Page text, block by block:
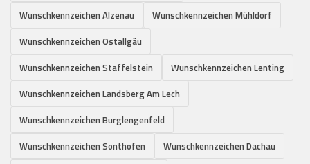
Wunschkennzeichen Alzenau
Wunschkennzeichen Mühldorf
Wunschkennzeichen Ostallgäu
Wunschkennzeichen Staffelstein
Wunschkennzeichen Lenting
Wunschkennzeichen Landsberg Am Lech
Wunschkennzeichen Burglengenfeld
Wunschkennzeichen Sonthofen
Wunschkennzeichen Dachau